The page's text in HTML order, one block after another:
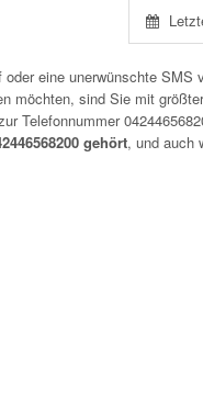
eine unerwünschte SMS
möchten, sind Sie mit
Telefonnummer
gehört, und auch